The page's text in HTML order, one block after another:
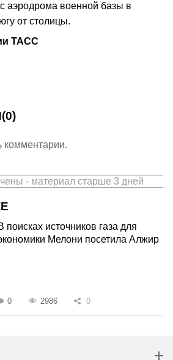
аэродрома военной базы в
от столицы.
ТАСС
(0)
комментарии.
- материал старше 3 дней
поисках источников газа для
Мелони посетила Алжир
0 2986 0